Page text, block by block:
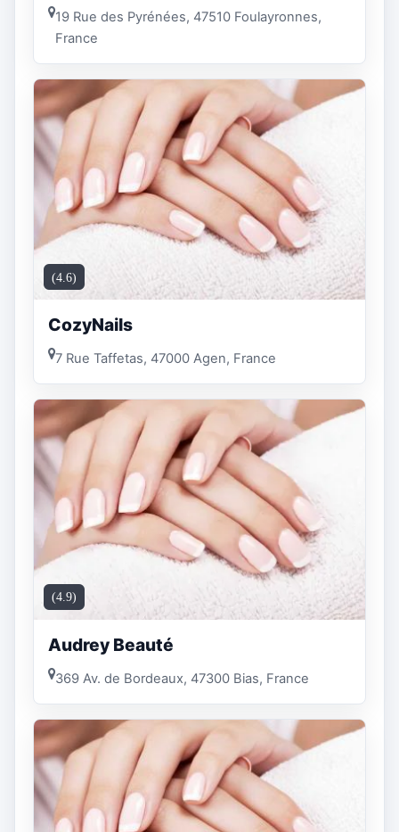
19 Rue des Pyrénées, 47510 Foulayronnes,
France
(4.6)
CozyNails
7 Rue Taffetas, 47000 Agen, France
(4.9)
Audrey Beauté
369 Av. de Bordeaux, 47300 Bias, France